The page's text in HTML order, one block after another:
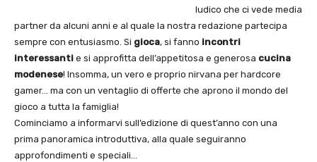
ludico che ci vede media
partner da alcuni anni e al quale la nostra redazione partecipa
sempre con entusiasmo. Si gioca, si fanno incontri
interessanti e si approfitta dell’appetitosa e generosa cucina
modenese! Insomma, un vero e proprio nirvana per hardcore
gamer… ma con un ventaglio di offerte che aprono il mondo del
gioco a tutta la famiglia!
Cominciamo a informarvi sull’edizione di quest’anno con una
prima panoramica introduttiva, alla quale seguiranno
approfondimenti e speciali…